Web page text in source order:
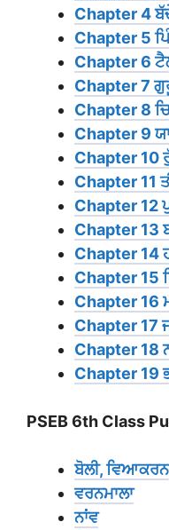
Chapter 4
Chapter 5
Chapter 6
Chapter 7
Chapter 8
Chapter 9
Chapter 10
Chapter 11
Chapter 12
Chapter 13
Chapter 14
Chapter 15
Chapter 16
Chapter 17
Chapter 18
Chapter 19
PSEB 6th Class
ਬੋਲੀ, ਵਿਆਕਰਨ
ਵਰਨਮਾਲਾ
ਨਾਂਵ